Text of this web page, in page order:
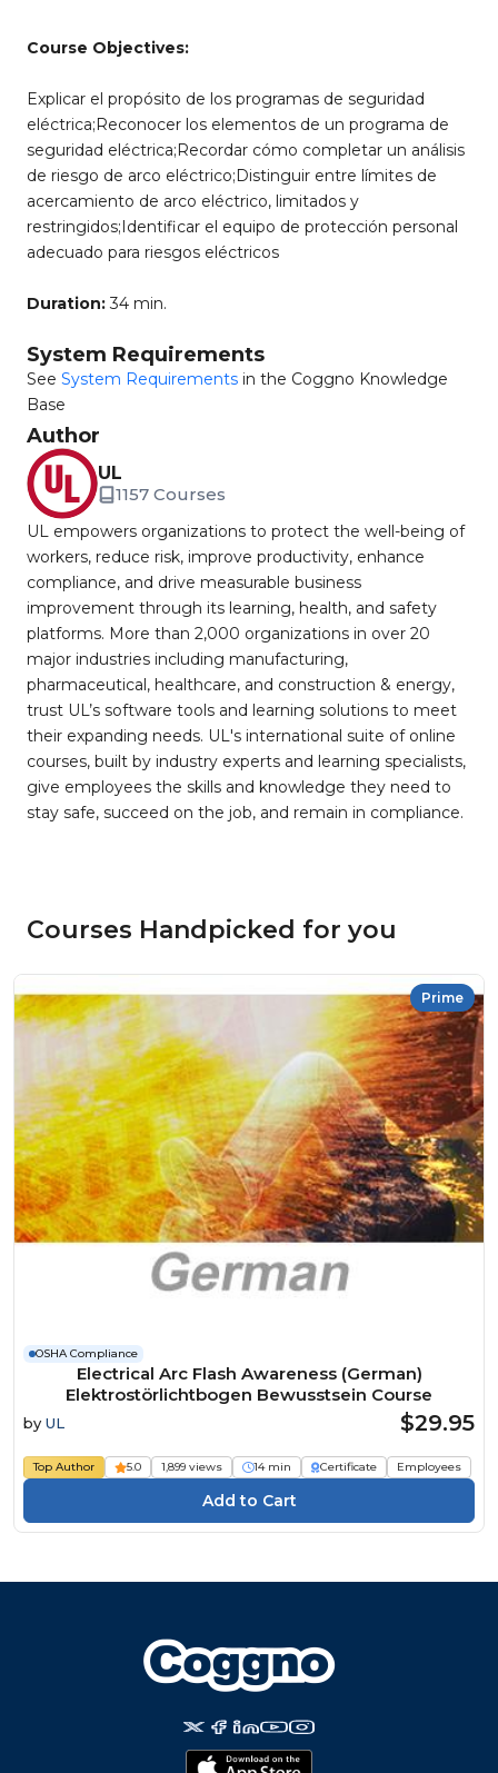
Course Objectives:
Explicar el propósito de los programas de seguridad
eléctrica;Reconocer los elementos de un programa de
seguridad eléctrica;Recordar cómo completar un análisis
de riesgo de arco eléctrico;Distinguir entre límites de
acercamiento de arco eléctrico, limitados y
restringidos;Identificar el equipo de protección personal
adecuado para riesgos eléctricos
Duration:34 min.
System Requirements
See System Requirements in the Coggno Knowledge
Base
Author
UL
1157 Courses
UL empowers organizations to protect the well-being of
workers, reduce risk, improve productivity, enhance
compliance, and drive measurable business
improvement through its learning, health, and safety
platforms. More than 2,000 organizations in over 20
major industries including manufacturing,
pharmaceutical, healthcare, and construction & energy,
trust UL’s software tools and learning solutions to meet
their expanding needs. UL's international suite of online
courses, built by industry experts and learning specialists,
give employees the skills and knowledge they need to
stay safe, succeed on the job, and remain in compliance.
Courses Handpicked for you
Prime
OSHA Compliance
Electrical Arc Flash Awareness (German)
Elektrostörlichtbogen Bewusstsein Course
by UL $29.95
Top Author 5.0 1,899 views 14 min Certificate Employees